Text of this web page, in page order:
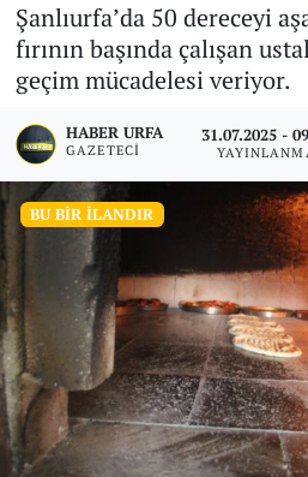
Şanlıurfa’da 50 dereceyi
fırının başında çalışan
geçim mücadelesi veriyor.
HABER URFA
GAZETECI
31.07.2025 -
BU BIR İLANDIR